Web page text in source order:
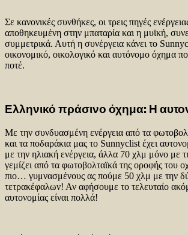
Σε κανονικές συνθήκες, οι τρεις πηγές
αποθηκευμένη στην μπαταρία και η μυϊκή,
συμμετρικά. Αυτή η συνέργεια κάνει το
οικονομικό, οικολογικό και αυτόνομο όχημα
ποτέ.
Ελληνικό πράσινο όχημα: Η
Με την συνδυασμένη ενέργεια από τα
και τα ποδαράκια μας το Sunnyclist έχει
με την ηλιακή ενέργεια, άλλα 70 χλμ μόνο με
γεμίζει από τα φωτοβολταϊκά της οροφής του
πιο… γυμνασμένους ας πούμε 50 χλμ με την
τετρακέφαλων! Αν αφήσουμε το τελευταίο
αυτονομίας είναι πολλά!